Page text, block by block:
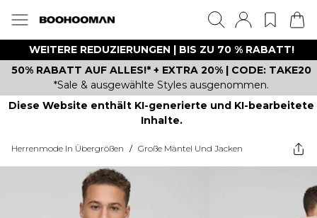
WEITERE REDUZIERUNGEN | BIS ZU 70 % RABATT!
50% RABATT AUF ALLES!* + EXTRA 20% | CODE: TAKE20
*Sale & ausgewählte Styles ausgenommen.
Diese Website enthält KI-generierte und KI-bearbeitete
Inhalte.
Herrenmode In Übergrößen / Große Mäntel Und Jacken